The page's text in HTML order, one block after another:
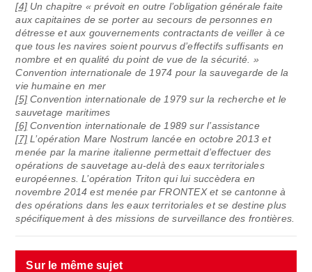
[4] Un chapitre « prévoit en outre l’obligation générale faite
aux capitaines de se porter au secours de personnes en
détresse et aux gouvernements contractants de veiller à ce
que tous les navires soient pourvus d’effectifs suffisants en
nombre et en qualité du point de vue de la sécurité. »
Convention internationale de 1974 pour la sauvegarde de la
vie humaine en mer
[5] Convention internationale de 1979 sur la recherche et le
sauvetage maritimes
[6] Convention internationale de 1989 sur l’assistance
[7] L’opération Mare Nostrum lancée en octobre 2013 et
menée par la marine italienne permettait d’effectuer des
opérations de sauvetage au-delà des eaux territoriales
européennes. L’opération Triton qui lui succèdera en
novembre 2014 est menée par FRONTEX et se cantonne à
des opérations dans les eaux territoriales et se destine plus
spécifiquement à des missions de surveillance des frontières.
Sur le même sujet